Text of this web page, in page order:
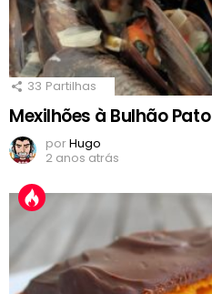
33 Partilhas
Mexilhões à Bulhão Pato
porHugo
2 anos atrás